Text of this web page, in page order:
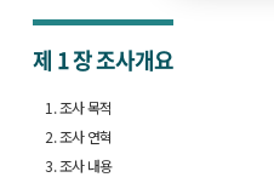
제 1 장조사개요
1. 조사 목적
2. 조사 연혁
3. 조사 내용